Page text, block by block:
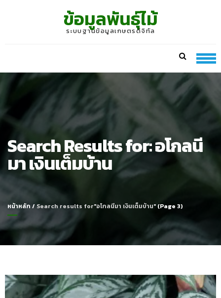
ข้อมูลพันธุ์ไม้
ระบบฐานข้อมูลเกษตรดิจิทัล
Search Results for:อโกลนี
มา เงินเต็มบ้าน
หน้าหลัก /Search results for"อโกลนีมา เงินเต็มบ้าน" (Page 3)